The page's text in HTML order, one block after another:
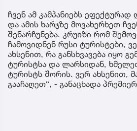
ჩვენ ამ კამპანიებს
და ამის ხარჯზე მოვახერხეთ
შენარჩუნება. კრუიზი რომ
ჩამოვიდნენ რუსი ტურისტები,
ახსენით, რა განსხვავება იყო
ტურისტსა და ლარსიდან,
ტურისტს შორის. ვერ ახსენით,
გააჩაღეთ“, - განაცხადა